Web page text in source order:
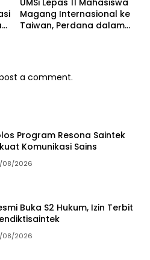
UMSi Lepas 11 Mahasiswa
Magang Internasional ke
Taiwan, Perdana dalam
a comment.
Program Resona Saintek
Komunikasi Sains
08/2026
Buka S2 Hukum, Izin Terbit
08/2026